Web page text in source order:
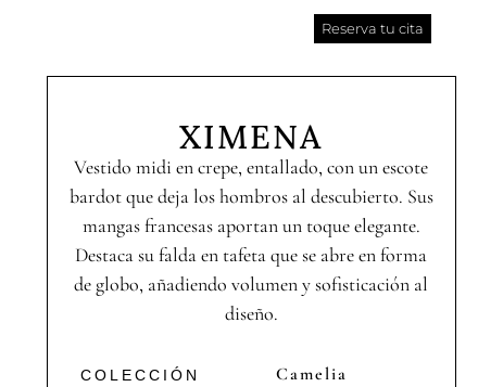
Reserva tu cita
XIMENA
Vestido midi en crepe, entallado, con un escote
bardot que deja los hombros al descubierto. Sus
mangas francesas aportan un toque elegante.
Destaca su falda en tafeta que se abre en forma
de globo, añadiendo volumen y sofisticación al
diseño.
COLECCIÓN Camelia